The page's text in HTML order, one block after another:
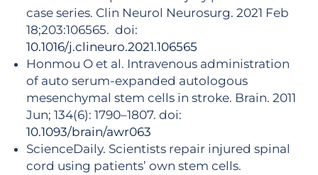
case series. Clin Neurol Neurosurg. 2021 Feb
18;203:106565. doi:
10.1016/j.clineuro.2021.106565
Honmou O et al. Intravenous administration
of auto serum-expanded autologous
mesenchymal stem cells in stroke. Brain. 2011
Jun; 134(6): 1790–1807. doi:
10.1093/brain/awr063
ScienceDaily. Scientists repair injured spinal
cord using patients’ own stem cells.